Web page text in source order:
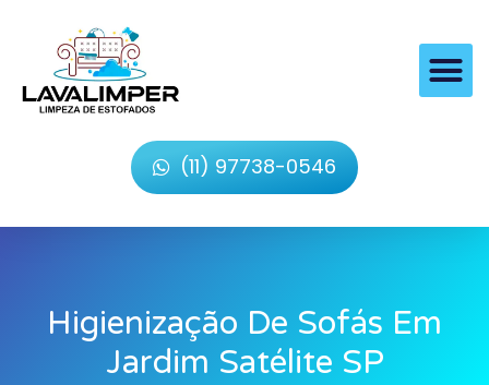
(11) 97738-0546
Higienização De Sofás Em
Jardim Satélite SP